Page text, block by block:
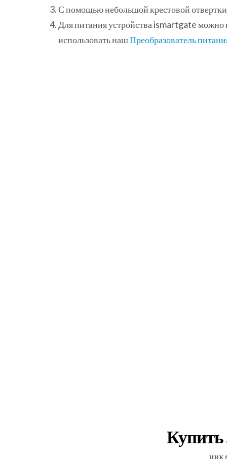
С помощью небольшой крестовой
Для питания устройства ismartgate можно
использовать нашПреобразователь